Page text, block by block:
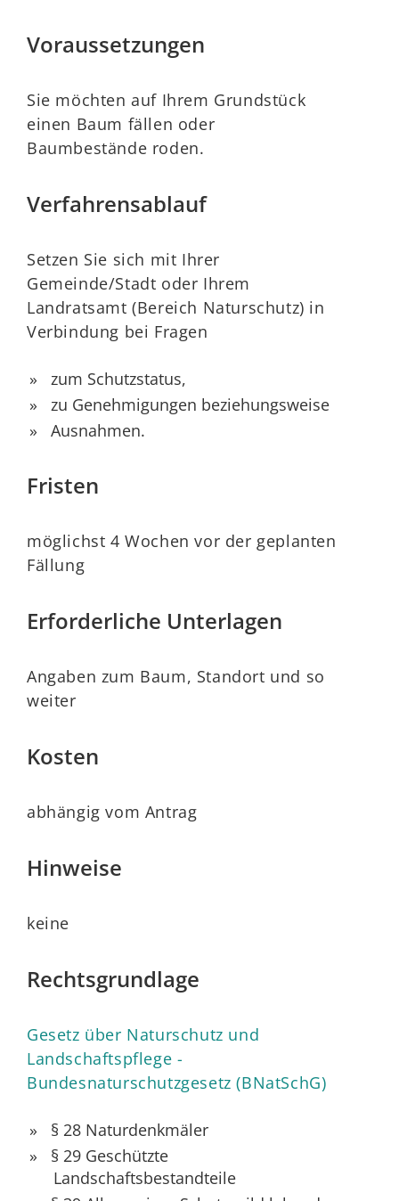
Voraussetzungen
Sie möchten auf Ihrem Grundstück
einen Baum fällen oder
Baumbestände roden.
Verfahrensablauf
Setzen Sie sich mit Ihrer
Gemeinde/Stadt oder Ihrem
Landratsamt (Bereich Naturschutz) in
Verbindung bei Fragen
zum Schutzstatus,
zu Genehmigungen beziehungsweise
Ausnahmen.
Fristen
möglichst 4 Wochen vor der geplanten
Fällung
Erforderliche Unterlagen
Angaben zum Baum, Standort und so
weiter
Kosten
abhängig vom Antrag
Hinweise
keine
Rechtsgrundlage
Gesetz über Naturschutz und
Landschaftspflege -
Bundesnaturschutzgesetz (BNatSchG)
§ 28 Naturdenkmäler
§ 29 Geschützte
Landschaftsbestandteile